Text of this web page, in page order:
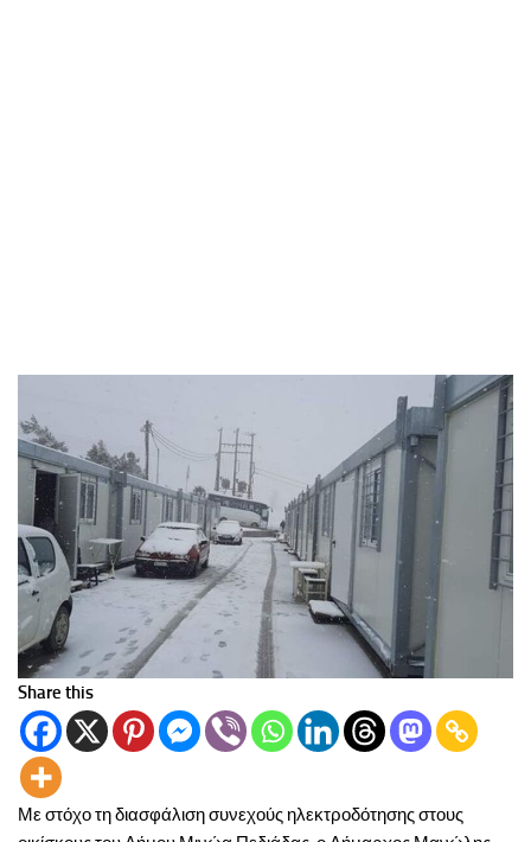
Share this
Με στόχο τη διασφάλιση συνεχούς ηλεκτροδότησης στους